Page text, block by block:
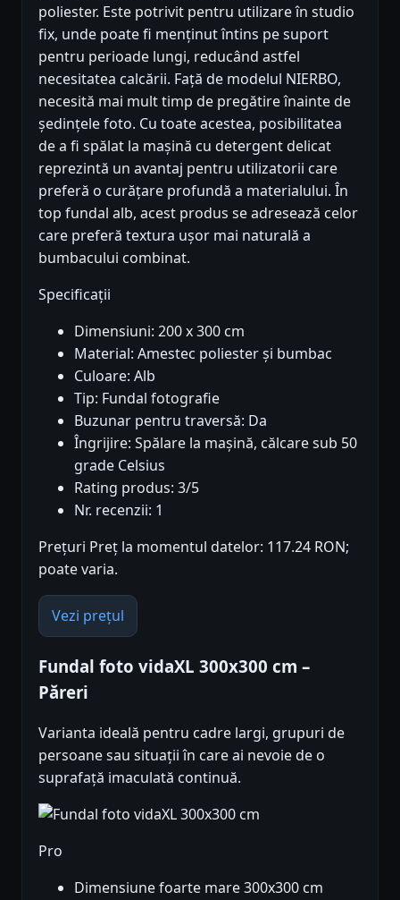
poliester. Este potrivit pentru utilizare în studio
fix, unde poate fi menținut întins pe suport
pentru perioade lungi, reducând astfel
necesitatea calcării. Față de modelul NIERBO,
necesită mai mult timp de pregătire înainte de
ședințele foto. Cu toate acestea, posibilitatea
de a fi spălat la mașină cu detergent delicat
reprezintă un avantaj pentru utilizatorii care
preferă o curățare profundă a materialului. În
top fundal alb, acest produs se adresează celor
care preferă textura ușor mai naturală a
bumbacului combinat.
Specificații
Dimensiuni: 200 x 300 cm
Material: Amestec poliester și bumbac
Culoare: Alb
Tip: Fundal fotografie
Buzunar pentru traversă: Da
Îngrijire: Spălare la mașină, călcare sub 50
grade Celsius
Rating produs: 3/5
Nr. recenzii: 1
Prețuri Preț la momentul datelor: 117.24 RON;
poate varia.
Vezi prețul
Fundal foto vidaXL 300x300 cm –
Păreri
Varianta ideală pentru cadre largi, grupuri de
persoane sau situații în care ai nevoie de o
suprafață imaculată continuă.
Pro
Dimensiune foarte mare 300x300 cm